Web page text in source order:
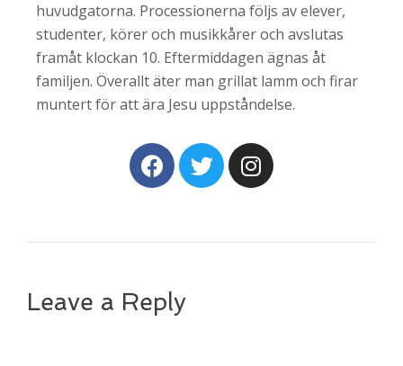
huvudgatorna. Processionerna följs av elever,
studenter, körer och musikkårer och avslutas
framåt klockan 10. Eftermiddagen ägnas åt
familjen. Överallt äter man grillat lamm och firar
muntert för att ära Jesu uppståndelse.
Leave a Reply